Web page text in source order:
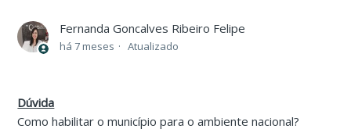
Fernanda Goncalves Ribeiro Felipe
há 7 meses Atualizado
Dúvida
Como habilitar o município para o ambiente nacional?